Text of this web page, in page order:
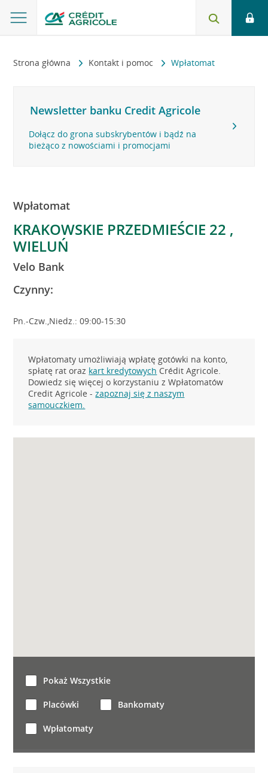
Strona główna Kontakt i pomoc Wpłatomat
Newsletter banku Credit Agricole
Dołącz do grona subskrybentów i bądź na
bieżąco z nowościami i promocjami
Wpłatomat
KRAKOWSKIE PRZEDMIEŚCIE 22 ,
WIELUŃ
Velo Bank
Czynny:
Pn.-Czw.,Niedz.: 09:00-15:30
Wpłatomaty umożliwiają wpłatę gotówki na konto,
spłatę rat oraz kart kredytowych Crédit Agricole.
Dowiedz się więcej o korzystaniu z Wpłatomatów
Credit Agricole -zapoznaj się z naszym
samouczkiem.
Pokaż Wszystkie
Placówki Bankomaty
Wpłatomaty